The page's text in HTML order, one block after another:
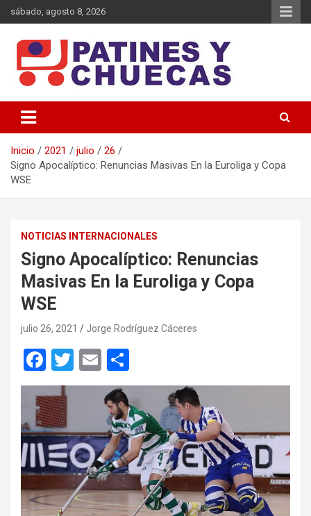
Saltar
al
sábado, agosto 8, 2026
Patines y Chuecas
Inicio 2021 julio
26
Signo Apocalíptico: Renuncias Masivas En la Euroliga y Copa
WSE
NOTICIAS INTERNACIONALES
Signo Apocalíptico: Renuncias
Masivas En la Euroliga y Copa
WSE
julio 26, 2021 Jorge Rodríguez Cáceres
F
a
ce
b
o
o
k
T
wi
er
E
m
ail
o
m
p
ar
tir